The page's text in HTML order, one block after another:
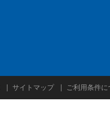
サイトマップ ご利用条件に